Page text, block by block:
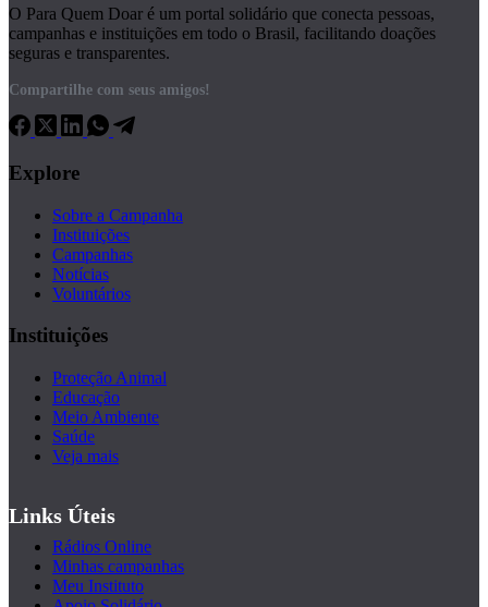
O Para Quem Doar é um portal solidário que conecta pessoas,
campanhas e instituições em todo o Brasil, facilitando doações
seguras e transparentes.
Compartilhe com seus amigos!
Explore
Sobre a Campanha
Instituições
Campanhas
Notícias
Voluntários
Instituições
Proteção Animal
Educação
Meio Ambiente
Saúde
Veja mais
Links Úteis
Rádios Online
Minhas campanhas
Meu Instituto